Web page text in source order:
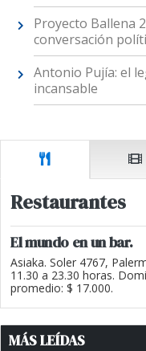
Proyecto Ballena
conversación
Antonio Pujía: el
incansable
Restaurantes
El mundo en un bar.
Asiaka. Soler 4767,
11.30 a 23.30 horas.
promedio: $ 17.000.
MÁS LEÍDAS